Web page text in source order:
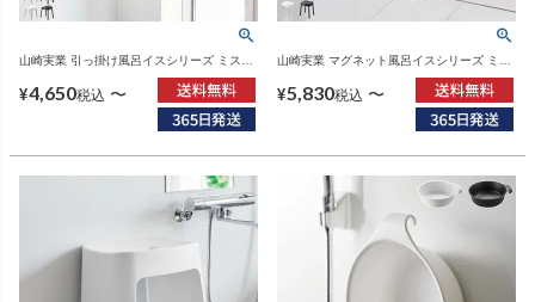
山崎実業 引っ掛け風呂イスシリーズ ミスト
MIST SH25 SH30 SH35 | バスグッズ・風呂
椅子
¥4,650税込 〜
山崎実業 マグネット風呂イスシリーズ ミス
ト SH25 SH30 SH35 SH40 MIST | バスグ
ッズ・風呂椅子
¥5,830税込 〜